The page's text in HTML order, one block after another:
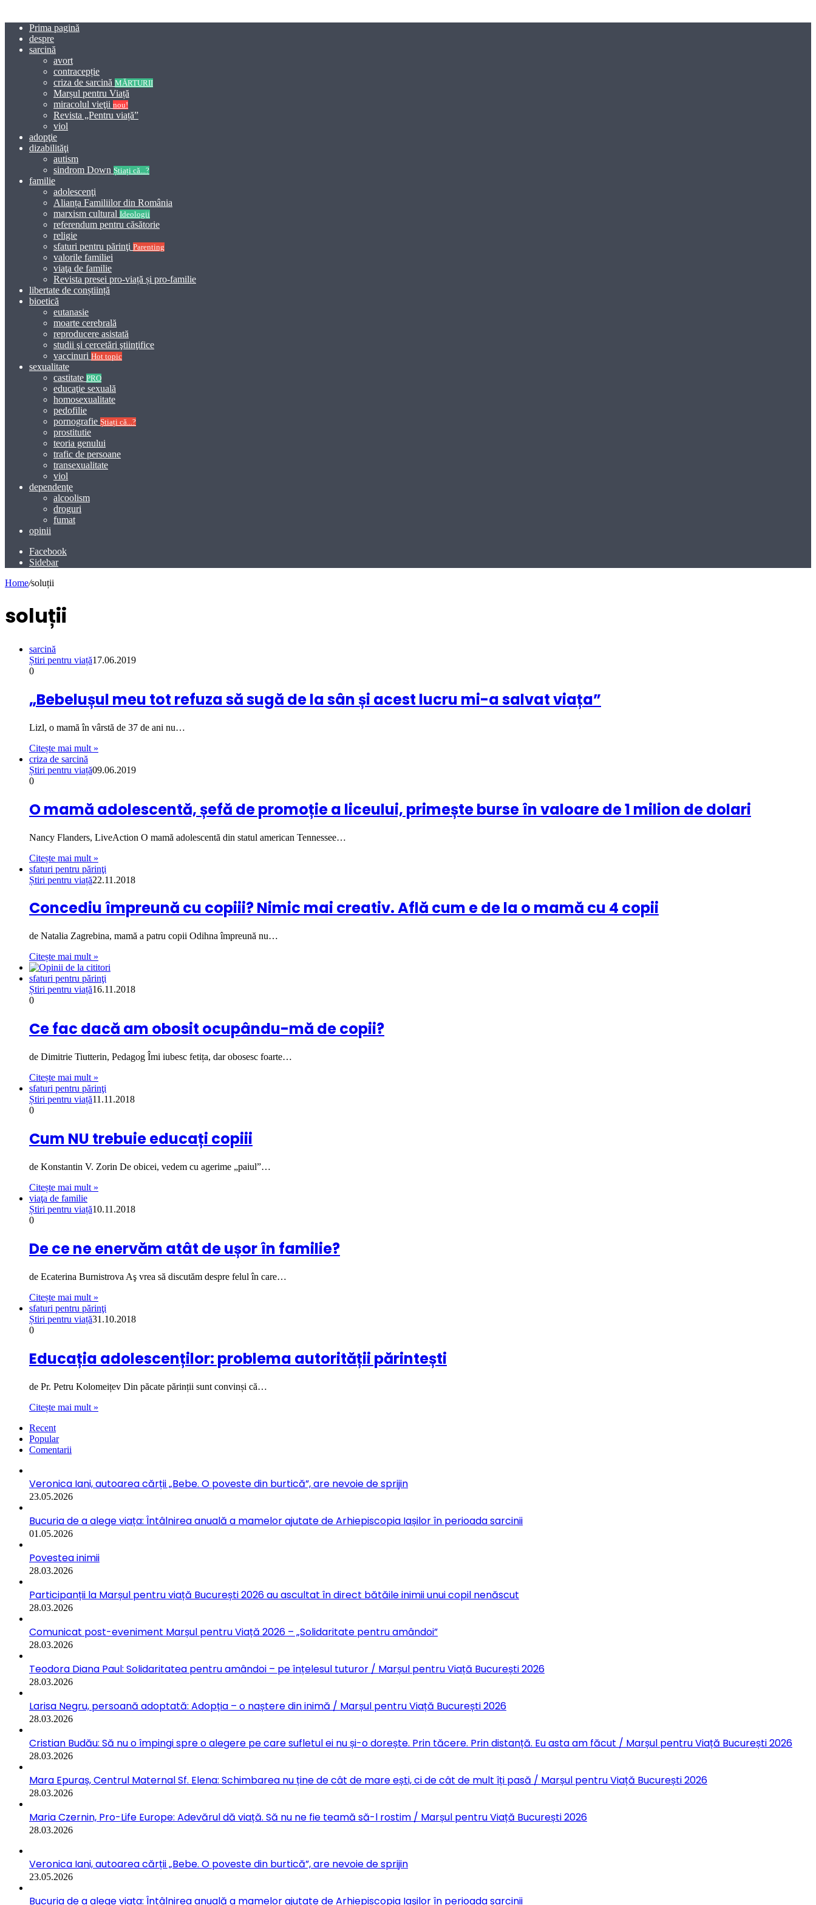
Prima pagină
despre
sarcină
avort
contracepție
criza de sarcină MĂRTURII
Marșul pentru Viață
miracolul vieţii nou!
Revista „Pentru viață”
viol
adopţie
dizabilităţi
autism
sindrom Down Știați că...?
familie
adolescenţi
Alianța Familiilor din România
marxism cultural Ideologii
referendum pentru căsătorie
religie
sfaturi pentru părinţi Parenting
valorile familiei
viaţa de familie
Revista presei pro-viață și pro-familie
libertate de conștiință
bioetică
eutanasie
moarte cerebrală
reproducere asistată
studii şi cercetări ştiinţifice
vaccinuri Hot topic
sexualitate
castitate PRO
educaţie sexuală
homosexualitate
pedofilie
pornografie Știați că...?
prostitutie
teoria genului
trafic de persoane
transexualitate
viol
dependenţe
alcoolism
droguri
fumat
opinii
Facebook
Sidebar
Home/soluții
soluții
sarcină
Știri pentru viață17.06.2019
0
„Bebelușul meu tot refuza să sugă de la sân și acest lucru mi-a salvat viața”
Lizl, o mamă în vârstă de 37 de ani nu…
Citește mai mult »
criza de sarcină
Știri pentru viață09.06.2019
0
O mamă adolescentă, șefă de promoție a liceului, primește burse în valoare de 1 milion de dolari
Nancy Flanders, LiveAction O mamă adolescentă din statul american Tennessee…
Citește mai mult »
sfaturi pentru părinţi
Știri pentru viață22.11.2018
Concediu împreună cu copiii? Nimic mai creativ. Află cum e de la o mamă cu 4 copii
de Natalia Zagrebina, mamă a patru copii Odihna împreună nu…
Citește mai mult »
sfaturi pentru părinţi
Știri pentru viață16.11.2018
0
Ce fac dacă am obosit ocupându-mă de copii?
de Dimitrie Tiutterin, Pedagog Îmi iubesc fetița, dar obosesc foarte…
Citește mai mult »
sfaturi pentru părinţi
Știri pentru viață11.11.2018
0
Cum NU trebuie educați copiii
de Konstantin V. Zorin De obicei, vedem cu agerime „paiul”…
Citește mai mult »
viaţa de familie
Știri pentru viață10.11.2018
0
De ce ne enervăm atât de ușor în familie?
de Ecaterina Burnistrova Aş vrea să discutăm despre felul în care…
Citește mai mult »
sfaturi pentru părinţi
Știri pentru viață31.10.2018
0
Educația adolescenților: problema autorității părintești
de Pr. Petru Kolomeițev Din păcate părinții sunt convinși că…
Citește mai mult »
Recent
Popular
Comentarii
Veronica Iani, autoarea cărții „Bebe. O poveste din burtică”, are nevoie de sprijin
23.05.2026
Bucuria de a alege viața: Întâlnirea anuală a mamelor ajutate de Arhiepiscopia Iașilor în perioada sarcinii
01.05.2026
Povestea inimii
28.03.2026
Participanții la Marșul pentru viață București 2026 au ascultat în direct bătăile inimii unui copil nenăscut
28.03.2026
Comunicat post-eveniment Marșul pentru Viață 2026 – „Solidaritate pentru amândoi”
28.03.2026
Teodora Diana Paul: Solidaritatea pentru amândoi – pe înțelesul tuturor / Marșul pentru Viață București 2026
28.03.2026
Larisa Negru, persoană adoptată: Adopția – o naștere din inimă / Marșul pentru Viață București 2026
28.03.2026
Cristian Budău: Să nu o împingi spre o alegere pe care sufletul ei nu și-o dorește. Prin tăcere. Prin distanță. Eu asta am făcut / Marșul pentru Viață București 2026
28.03.2026
Mara Epuraș, Centrul Maternal Sf. Elena: Schimbarea nu ține de cât de mare ești, ci de cât de mult îți pasă / Marșul pentru Viață București 2026
28.03.2026
Maria Czernin, Pro-Life Europe: Adevărul dă viață. Să nu ne fie teamă să-l rostim / Marșul pentru Viață București 2026
28.03.2026
Veronica Iani, autoarea cărții „Bebe. O poveste din burtică”, are nevoie de sprijin
23.05.2026
Bucuria de a alege viața: Întâlnirea anuală a mamelor ajutate de Arhiepiscopia Iașilor în perioada sarcinii